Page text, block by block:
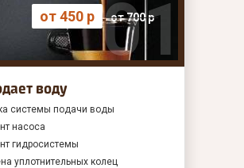
от 450 р от 700 р
воду
системы подачи воды
насоса
гидросистемы
уплотнительных колец